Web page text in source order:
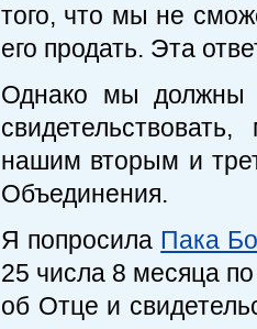
того, что мы не
его продать. Эта
Однако мы должны
нашим вторым и
Объединения.
Я попросила Пака
25 числа 8 месяца
об Отце и